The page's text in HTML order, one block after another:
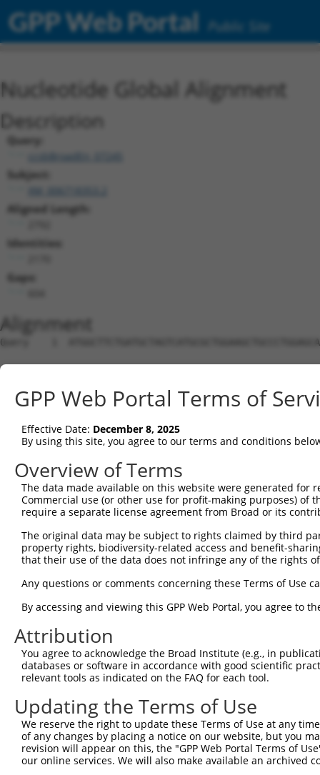
GPP Web Portal Public Site
Nucleotide Global Alignment
Description
Query:
ccsbBroadEn_07245
Subject:
Aligned Length:
Identities:
Gaps:
Alignment
Query    1  ATGGCTTCTGATGCTAGTCATGCGCTGGAAGCTGCCCTGGAGCAAATGGACGGGATCATTGCAGGCACTAAAAC  74
                                                                                      
Sbjct    1  --------------------------------------------------------------------------  0

Query   75  AGGTGCAGATCTTAGTGATGGTACTTGTGAGCCTGGACTGGCTTCCCCGGCCTCCTACATGAACCCCTTCCCGG  148
                                                                                      
Sbjct    1  --------------------------------------------------------------------------  0

Query  149  TGCTCCATCTCATCGAGGACTTGAGGCTGGCCTTGGAGATGCTGGAGCTTCCTCAGGAGAGAGCAGCCCTCCTG  222
                                                                                      
Sbjct    1  --------------------------------------------------------------------------  0

Query  223  AGCCAGATCCCTGGCCCAACAGCTGCCTACATAAAGGAATGGTTTGAAGAGAGCTTGTCCCAGGTAAACCACCA  296
                                                                                      
Sbjct    1  --------------------------------------------------------------------------  0

Query  297  CAGTGCTGCTAGTAATGAAACCTACCAGGAACGCTTGGCACGTCTAGAAGGGGATAAGGAGTCCCTCATATTGC  370
                                                                                      
Sbjct    1  --------------------------------------------------------------------------  0

Query  371  AGGTGAGTGTCATCACAGACCAAGTAGAAGCCCAGGGAGAAAAGATTCGAGACCTGG--AAGTGTGTCTGGAAG  442
                                                                 .|||  ||||       .||.
Sbjct    1  -----------------------------------------------------ATGGGAAAGT-------TAAT  14

Query  443  GACACCAG---GTGAAACTCAATGCTGCTGAAGAGA-----TGCTTCAACAGGAGCTGCTAAGCCGCACATCTC  508
            .|||  ||   |||.||      |||..|||.||||     |||..|.| |.||||||||||||||||||||||
Sbjct   15  AACA--AGGATGTGGAA------GCTATTGAGGAGACGGAGTGCGCCTA-AAGAGCTGCTAAGCCGCACATCTC  79

Query  509  TTGAGACCCAGAAGCTCGATCTGATGACTGAAGTGTCTGAGCTGAAGCTCAAGCTGGTTGGCATGGAGAAGGAG  582
            ||||||||||||||||||||||||||||||||||||||||||||||||||||||||||||||||||||||||||
Sbjct   80  TTGAGACCCAGAAGCTCGATCTGATGACTGAAGTGTCTGAGCTGAAGCTCAAGCTGGTTGGCATGGAGAAGGAG  153

Query  583  CAGAGAGAGCAGGAGGAGAAGCAGAGAAAAGCAGAGGAGTTACTGCAAGAGCTCAGGCACCTCAAAATCAAAGT  656
            ||||||||||||||||||||||||||||||||||||||||||||||||||||||||||||||||||||||||||
Sbjct  154  CAGAGAGAGCAGGAGGAGAAGCAGAGAAAAGCAGAGGAGTTACTGCAAGAGCTCAGGCACCTCAAAATCAAAGT  227

Query  657  GGAAGAGTTGGAAAATGAAAGGAATCAGTATGAATGGAAGCTAAAGGCCACTAAGGCTGAAGTCGCCCAGCTGC  730
            ||||||||||||||||||||||||||||||||||||||||||||||||||||||||||||||||||||||||||
Sbjct  228  GGAAGAGTTGGAAAATGAAAGGAATCAGTATGAATGGAAGCTAAAGGCCACTAAGGCTGAAGTCGCCCAGCTGC  301

Query  731  AAGAACAGGTGGCCCTGAAAGATGCAGAAATTGAGCGTCTGCACAGCCAGCTCTCCCGGACAGCAGCTCTCCAC  804
            ||||||||||||||||||||||||||||||||||||||||||||||||||||||||||||||||||||||||||
Sbjct  302  AAGAACAGGTGGCCCTGAAAGATGCAGAAATTGAGCGTCTGCACAGCCAGCTCTCCCGGACAGCAGCTCTCCAC  375

Query  805  AGTGAGAGTCACACAGAGAGAGACCAAGAAATTCAACGTCTGAAAATGGGGATGGAAACTTTGCTGCTTGCCAA  878
            ||||||||||||||||||||||||||||||||||||||||||||||||||||||||||||||||||||||||||
Sbjct  376  AGTGAGAGTCACACAGAGAGAGACCAAGAAATTCAACGTCTGAAAATGGGGATGGAAACTTTGCTGCTTGCCAA  449

Query  879  TGAAGATAAGGACCGTCGGATAGAGGAGCTTACGGGGCTGTTAAACCAGTACCGGAAGGTAAAGGAGATTGTGA  952
            ||||||||||||||||||||||||||||||||||||||||||||||||||||||||||||||||||||||||||
Sbjct  450  TGAAGATAAGGACCGTCGGATAGAGGAGCTTACGGGGCTGTTAAACCAGTACCGGAAGGTAAAGGAGATTGTGA  523

Query  953  TGGTCACTCAAGGGCCTTCGGAGAGAACTCTCTCAATCAATGAAGAAGAACCGGAGGGAGGTTTCAGCAAGTGG  1026
            ||||||||||||||||||||||||||||||||||||||||||||||||||||||||||||||||||||||||||
Sbjct  524  TGGTCACTCAAGGGCCTTCGGAGAGAACTCTCTCAATCAATGAAGAAGAACCGGAGGGAGGTTTCAGCAAGTGG  597

Query 1027  AACGCTACAAATAAGGACCCTGAAGAATTATTTAAACAAGAGATGCCTCCAAGATGTAGCTCTCCTACAGTGGG  1100
            ||||||||||||||||||||||||||||||||||||||||||||||||||||||||||||||||||||||||||
Sbjct  598  AACGCTACAAATAAGGACCCTGAAGAATTATTTAAACAAGAGATGCCTCCAAGATGTAGCTCTCCTACAGTGGG  671

Query 1101  GCCACCTCCATTGCCACAGAAATCACTGGAAACCAGGGCTCAGAAAAAGCTCTCTTGTAGTCTAGAAGACTTGA  1174
            ||||||||||||||||||||||||||||||||||||||||||||||||||||||||||||||||||||||||||
Sbjct  672  GCCACCTCCATTGCCACAGAAATCACTGGAAACCAGGGCTCAGAAAAAGCTCTCTTGTAGTCTAGAAGACTTGA  745

Query 1175  GAAGTGAATCTGTGGATAAGTGTATGGATGGGAACCAGCCCTTCCCGGTGTTAGAACCCAAGGACAGCCCTTTC  1248
            ||||||||||||||||||||||||||||||||||||||||||||||||||||||||||||||||||||||||||
Sbjct  746  GAAGTGAATCTGTGGATAAGTGTATGGATGGGAACCAGCCCTTCCCGGTGTTAGAACCCAAGGACAGCCCTTTC  819

Query 1249  TTGGCGGAGCACAAATATCCCACTTTACCTGGGAAGCTTTCAGGAGCCACGCCCAATGGAGAGGCTGCCAAATC  1322
            ||||||||||||||||||||||||||||||||||||||||||||||||||||||||||||||||||||||||||
Sbjct  820  TTGGCGGAGCACAAATATCCCACTTTACCTGGGAAGCTTTCAGGAGCCACGCCCAATGGAGAGGCTGCCAAATC  893

Query 1323  TCCTCCCACCATCTGCCAGCCTGACGCCACGGGGAGCAGCCTGCTGAGGCTGA---------------------  1375
            |||||||||||||||||||||||||||||||||||||||||||||||||||||                     
Sbjct  894  TCCTCCCACCATCTGCCAGCCTGACGCCACGGGGAGCAGCCTGCTGAGGCTGAATCGTGGCCGGAGTGTCAGTG  967

Query 1376  ------------GAGACACAGAAAGTGGCTGGGATGACACTGCTGTGGTCAATGACCTCTCATCCACATCATCG  1437
                        ||||||||||||||||||||||.|||||||||||||||||||||||||||||||||||||||
Sbjct  968  CCCCCGTATTAGGAGACACAGAAAGTGGCTGGGACGACACTGCTGTGGTCAATGACCTCTCATCCACATCATCG  1041

Query 1438  GGCACTGAATCAGGTCCTCAGTCTCCTCTGACACCAGATGGTAAACGGAATCCCAAAGGCATTAAGAAGTTCTG  1511
            ||||||||||||||||||||||||||||||||||||||||||||||||||||||||||||||||||||||||||
Sbjct 1042  GGCACTGAATCAGGTCCTCAGTCTCCTCTGACACCAGATGGTAAACGGAATCCCAAAGGCATTAAGAAGTTCTG  1115

Query 1512  GGGAAAAATCCGAAGAACTCAGTCAGGAAATTTCTACACTGACACGCTGGGGATGGCAGAGTTTCGACGAGGTG  1585
            ||||||||||||||||||||||||||||||||||||||||||||||||||||||||||||||||||||||||||
Sbjct 1116  GGGAAAAATCCGAAGAACTCAGTCAGGAAATTTCTACACTGACACGCTGGGGATGGCAGAGTTTCGACGAGGTG  1189

Query 1586  GGCTCCGGGCAACCGCAGGGCCAAGACTCTCTAGGACCAGGGACTCCAAGGGACAGAAAAGTGACGCCAATGCC  1659
            ||||||||||||||||||||||||||||||||||||||||||||||||||||||||||||||||||||||||||
Sbjct 1190
GPP Web Portal Terms of
Effective Date: December 8, 2025
By using this site, you agree to our terms and conditions
Overview of Terms
The data made available on this website were generated
Commercial use (or other use for profit-making purposes) of
require a separate license agreement from Broad or its
The original data may be subject to rights claimed by third
property rights, biodiversity-related access and benefit-
that their use of the data does not infringe any of the rights
Any questions or comments concerning these Terms of Use
By accessing and viewing this GPP Web Portal, you agree to
Attribution
You agree to acknowledge the Broad Institute (e.g., in
databases or software in accordance with good scientific
relevant tools as indicated on the FAQ for each tool.
Updating the Terms of Use
We reserve the right to update these Terms of Use at any
of any changes by placing a notice on our website, but you
revision will appear on this, the "GPP Web Portal Terms of
our online services. We will also make available an archived